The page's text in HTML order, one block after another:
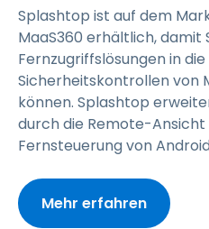
Splashtop ist auf dem
MaaS360 erhältlich, damit
Fernzugriffslösungen in
Sicherheitskontrollen von
können. Splashtop
durch die Remote-Ansicht
Fernsteuerung von
Mehr erfahren